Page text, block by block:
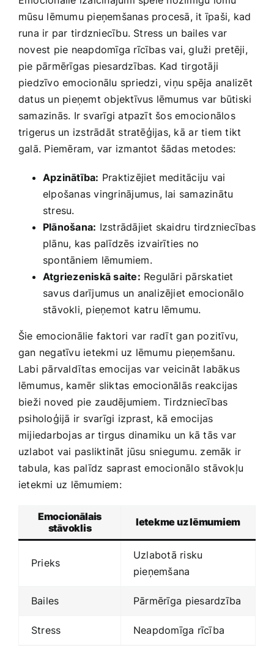
mūsu ⁣lēmumu pieņemšanas procesā, it īpaši,​ kad
runa ir par‍ tirdzniecību. ‍Stress un bailes‌ var
novest pie​ neapdomīga rīcības vai, ‍gluži ‌pretēji,
pie pārmērīgas piesardzības. Kad tirgotāji
piedzīvo emocionālu spriedzi, viņu spēja analizēt‍
datus un pieņemt objektīvus lēmumus var būtiski⁣
samazinās. ‍Ir svarīgi atpazīt šos emocionālos
trigerus un izstrādāt stratēģijas, kā ⁣ar tiem tikt
galā. Piemēram, var izmantot šādas metodes:
Apzinātība: Praktizējiet meditāciju vai⁢
elpošanas vingrinājumus, lai samazinātu
stresu.
Plānošana: Izstrādājiet skaidru tirdzniecības
plānu, kas‌ palīdzēs izvairīties no
spontāniem lēmumiem.
Atgriezeniskā saite: Regulāri pārskatiet
savus darījumus un analizējiet emocionālo
stāvokli, pieņemot katru lēmumu.
Šie emocionālie faktori var radīt gan pozitīvu,
gan negatīvu ietekmi uz lēmumu pieņemšanu.
Labi pārvaldītas emocijas var veicināt‍ labākus
lēmumus, kamēr sliktas emocionālās reakcijas
bieži noved pie ⁣zaudējumiem. Tirdzniecības
psiholoģijā ir svarīgi izprast, ​kā emocijas
mijiedarbojas ar tirgus dinamiku​ un kā tās var
uzlabot vai pasliktināt jūsu sniegumu. zemāk ir⁣
tabula, kas palīdz saprast emocionālo stāvokļu
ietekmi ‍uz lēmumiem:
Emocionālais
stāvoklis
Ietekme uz lēmumiem
Prieks
Uzlabotā risku
pieņemšana
Bailes Pārmērīga⁣ piesardzība
Stress Neapdomīga‍ rīcība